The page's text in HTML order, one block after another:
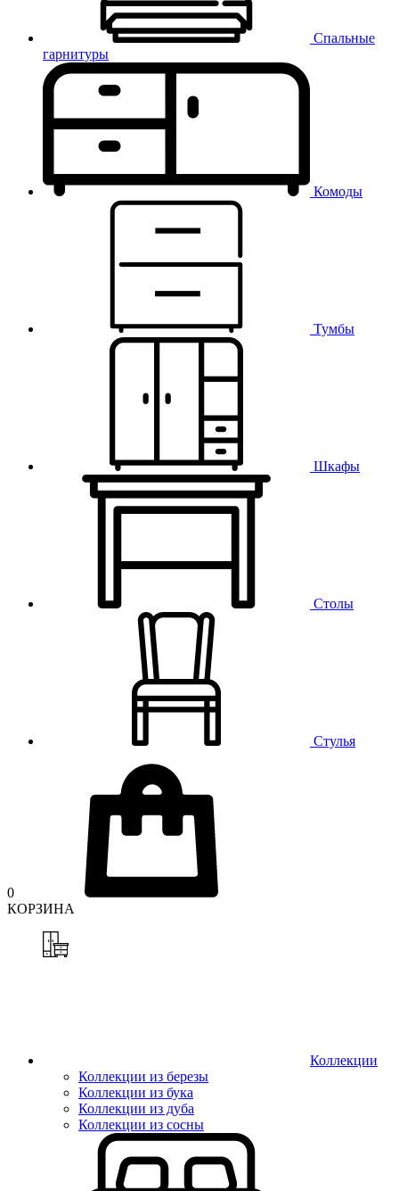
Спальные
гарнитуры
Комоды
Тумбы
Шкафы
Столы
Стулья
0
КОРЗИНА
Коллекции
Коллекции из березы
Коллекции из бука
Коллекции из дуба
Коллекции из сосны